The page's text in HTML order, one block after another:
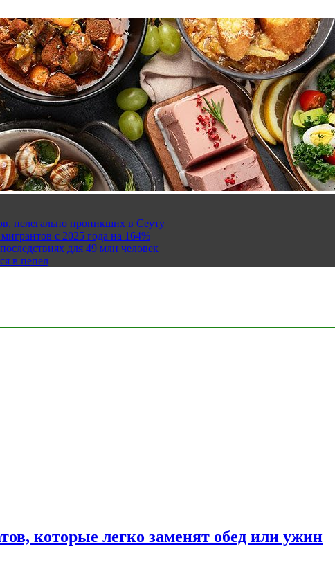
нелегально проникших в Сеуту
с 2025 года на 164%
для 49 млн человек
в пепел
которые легко заменят обед или ужин